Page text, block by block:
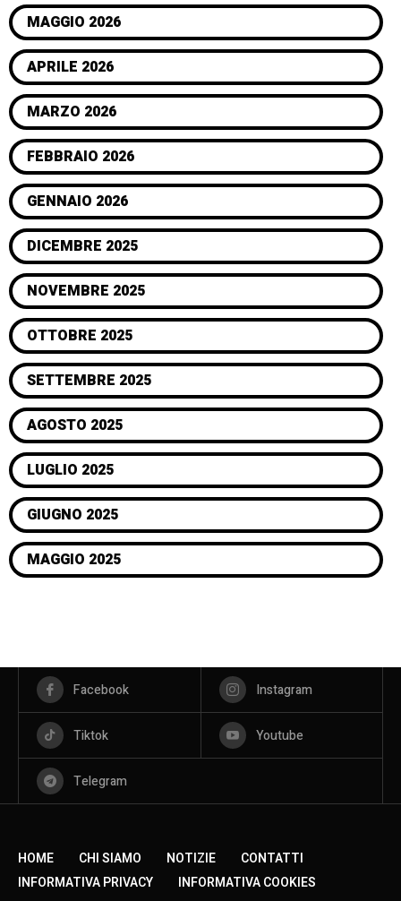
MAGGIO 2026
APRILE 2026
MARZO 2026
FEBBRAIO 2026
GENNAIO 2026
DICEMBRE 2025
NOVEMBRE 2025
OTTOBRE 2025
SETTEMBRE 2025
AGOSTO 2025
LUGLIO 2025
GIUGNO 2025
MAGGIO 2025
Facebook Instagram
Tiktok Youtube
Telegram
HOME CHI SIAMO NOTIZIE
CONTATTI
INFORMATIVA PRIVACY
INFORMATIVA COOKIES